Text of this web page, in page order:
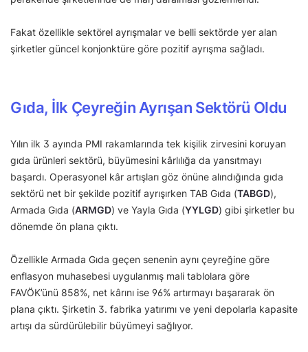
Fakat özellikle sektörel ayrışmalar ve belli sektörde yer alan
şirketler güncel konjonktüre göre pozitif ayrışma sağladı.
Gıda, İlk Çeyreğin Ayrışan Sektörü Oldu
Yılın ilk 3 ayında PMI rakamlarında tek kişilik zirvesini koruyan
gıda ürünleri sektörü, büyümesini kârlılığa da yansıtmayı
başardı. Operasyonel kâr artışları göz önüne alındığında gıda
sektörü net bir şekilde pozitif ayrışırken TAB Gıda (TABGD),
Armada Gıda (ARMGD) ve Yayla Gıda (YYLGD) gibi şirketler bu
dönemde ön plana çıktı.
Özellikle Armada Gıda geçen senenin aynı çeyreğine göre
enflasyon muhasebesi uygulanmış mali tablolara göre
FAVÖK’ünü 858%, net kârını ise 96% artırmayı başararak ön
plana çıktı. Şirketin 3. fabrika yatırımı ve yeni depolarla kapasite
artışı da sürdürülebilir büyümeyi sağlıyor.